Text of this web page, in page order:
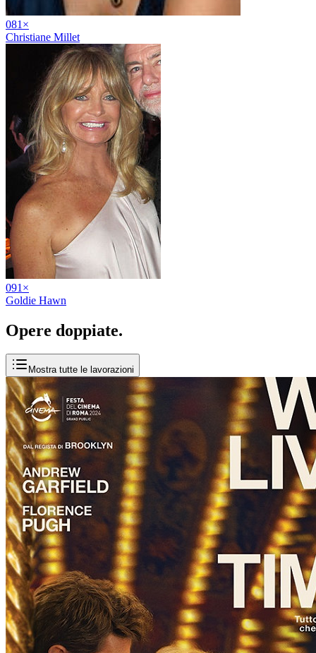
081 ×
Christiane Millet
091 ×
Goldie Hawn
Opere doppiate.
Mostra tutte le lavorazioni